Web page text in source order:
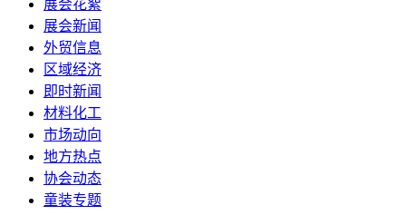
展会花絮
展会新闻
外贸信息
区域经济
即时新闻
材料化工
市场动向
地方热点
协会动态
童装专题